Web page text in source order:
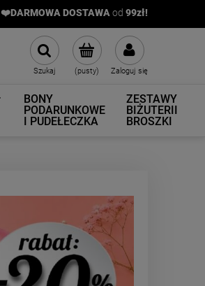
❤️DARMOWA DOSTAWA od 99zł!
(pusty) Zaloguj się
Szukaj
BONY
PODARUNKOWE
I PUDEŁECZKA
ZESTAWY
BIŻUTERII
BROSZKI